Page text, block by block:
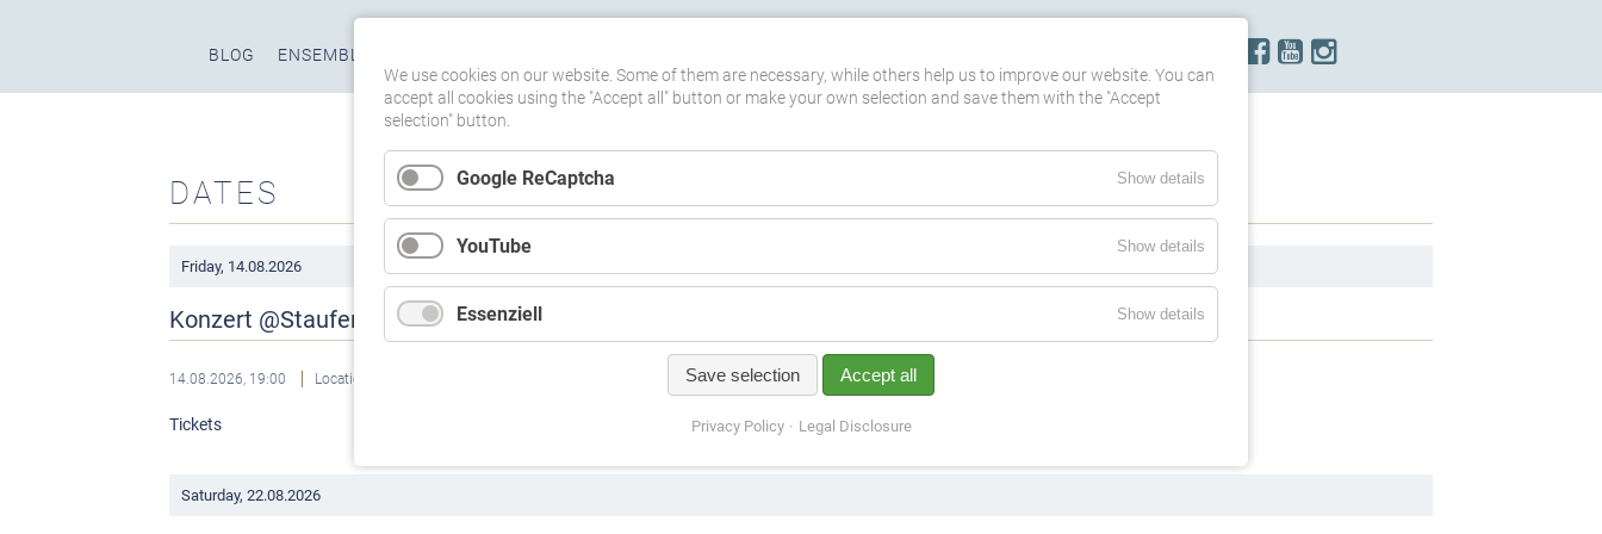
Skip
BLOG ENSEMBLE
DATES
Friday, 14.08.2026
Konzert @Staufener Musikwoche
14.08.2026, 19:00 Location: FaustForum, Staufen
Tickets
Saturday, 22.08.2026
We use cookies on our website. Some of them are necessary, while others help us to improve our website. You can
accept all cookies using the "Accept all" button or make your own selection and save them with the "Accept
selection" button.
Google ReCaptcha Show details
YouTube Show details
Essenziell Show details
Save selection Accept all
Privacy Policy Legal Disclosure